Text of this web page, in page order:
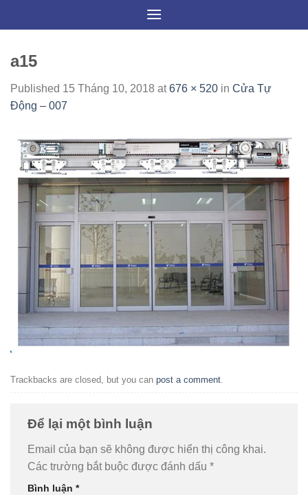
a15
Published 15 Tháng 10, 2018 at676 × 520 in Cửa Tự
Động – 007
Trackbacks are closed, but you can post a comment
Để lại một bình luận
Email của bạn sẽ không được hiển thị công khai.
Các trường bắt buộc được đánh dấu *
Bình luận *